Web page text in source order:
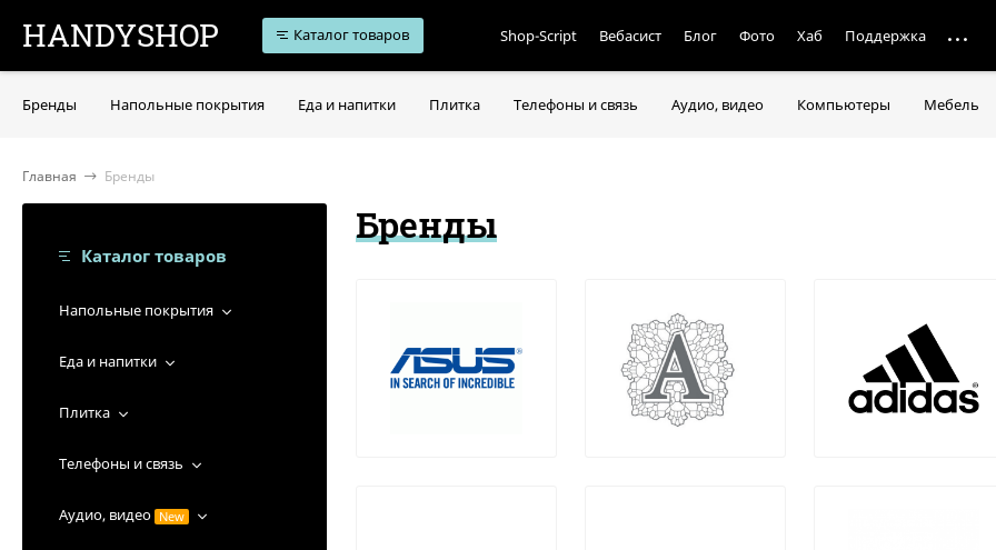
HANDYSHOP Каталог товаров Shop-Script Вебасист Блог Фото Хаб Поддержка
Бренды Напольные покрытия Еда и напитки Плитка Телефоны и связь Аудио, видео Компьютеры Мебель
Главная Бренды
Бренды
Каталог товаров
Напольные покрытия
Еда и напитки
Плитка
Телефоны и связь
Аудио, видео New